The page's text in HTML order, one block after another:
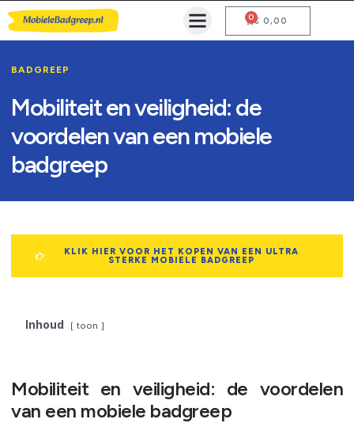
€ 0,00
0
BADGREEP
Mobiliteit en veiligheid: de
voordelen van een mobiele
badgreep
KLIK HIER VOOR HET KOPEN VAN EEN ULTRA
STERKE MOBIELE BADGREEP
Inhoud toon
Mobiliteit en veiligheid: de voordelen
van een mobiele badgreep